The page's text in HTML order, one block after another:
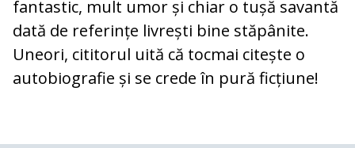
fantastic, mult umor și chiar o tușă savantă
dată de referințe livrești bine stăpânite.
Uneori, cititorul uită că tocmai citește o
autobiografie și se crede în pură ficțiune!